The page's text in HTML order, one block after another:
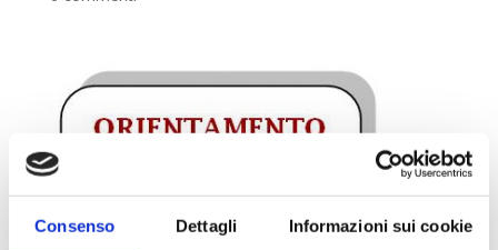
Consenso Dettagli Informazioni sui cookie